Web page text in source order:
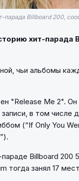
Billboard 200,
хит-парада
чьи альбомы
"Release Me 2".
в том
(“If Only You
Billboard 200
тогда занял 17